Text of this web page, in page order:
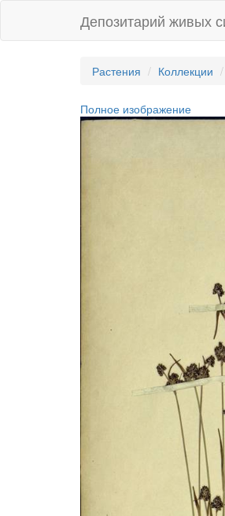
Депозитарий живых
Растения Коллекции
Полное изображение